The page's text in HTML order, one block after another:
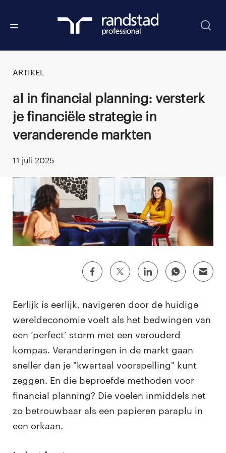
ARTIKEL
AI in financial planning: versterk
je financiële strategie in
veranderende markten
11 juli 2025
Eerlijk is eerlijk, navigeren door de huidige
wereldeconomie voelt als het bedwingen van
een ‘perfect’ storm met een verouderd
kompas. Veranderingen in de markt gaan
sneller dan je "kwartaal voorspelling" kunt
zeggen. En die beproefde methoden voor
financial planning? Die voelen inmiddels net
zo betrouwbaar als een papieren paraplu in
een orkaan.